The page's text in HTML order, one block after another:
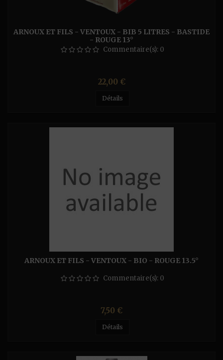
ARNOUX ET FILS - VENTOUX - BIB 5 LITRES - BASTIDE
- ROUGE 13°
Commentaire(s): 0
Prix
22,00 €
Détails
ARNOUX ET FILS - VENTOUX - BIO - ROUGE 13.5°
Commentaire(s): 0
Prix
7,50 €
Détails